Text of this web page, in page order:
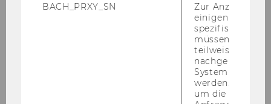
Die drit­te WU4Juniors Sum­mer­school hat 27
en­ga­gier­ten Ju­gend­li­chen vom 12. bis 16. Juli
ein ab­wechs­lungs­rei­ches Pro­gramm ge­bo­ten.
hat­ten die Teil­neh­mer*innen die
sowie die an­de­ren
BACH_PRXY_SN
Zur Anzeige von
einigen WU-
spezifischen
müssen
teilweise von
nachgelagerten
System
werden.
um die Antwort